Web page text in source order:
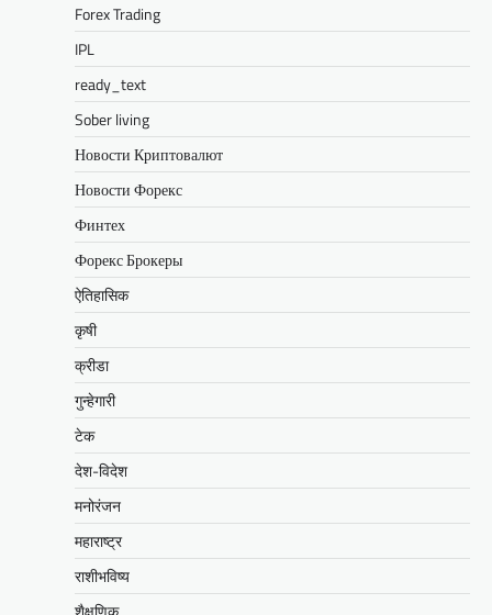
Forex Trading
IPL
ready_text
Sober living
Новости Криптовалют
Новости Форекс
Финтех
Форекс Брокеры
ऐतिहासिक
कृषी
क्रीडा
गुन्हेगारी
टेक
देश-विदेश
मनोरंजन
महाराष्ट्र
राशीभविष्य